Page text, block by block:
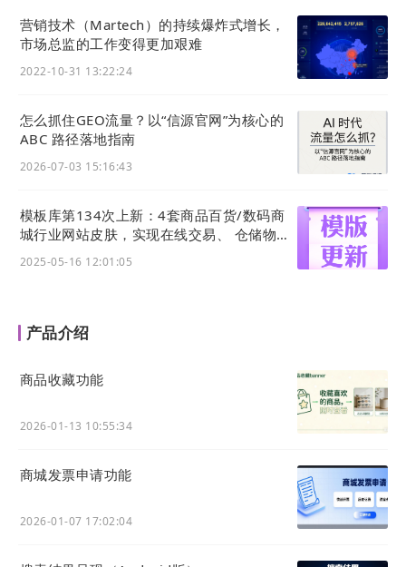
营销技术（Martech）的持续爆炸式增长，
市场总监的工作变得更加艰难
2022-10-31 13:22:24
怎么抓住GEO流量？以“信源官网”为核心的
ABC 路径落地指南
2026-07-03 15:16:43
模板库第134次上新：4套商品百货/数码商
城行业网站皮肤，实现在线交易、 仓储物
流、一件代发等功能应用
2025-05-16 12:01:05
产品介绍
商品收藏功能
2026-01-13 10:55:34
商城发票申请功能
2026-01-07 17:02:04